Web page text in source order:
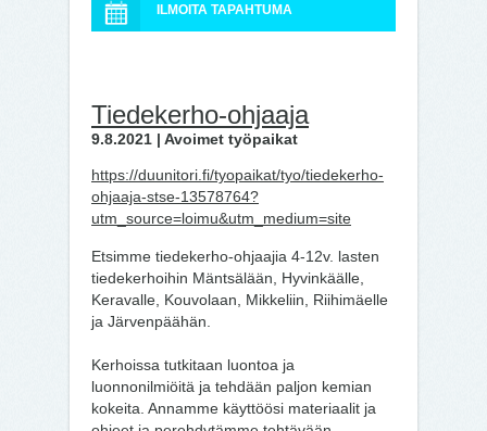
ILMOITA TAPAHTUMA
Tiedekerho-ohjaaja
9.8.2021 | Avoimet työpaikat
https://duunitori.fi/tyopaikat/tyo/tiedekerho-
ohjaaja-stse-13578764?
utm_source=loimu&utm_medium=site
Etsimme tiedekerho-ohjaajia 4-12v. lasten
tiedekerhoihin Mäntsälään, Hyvinkäälle,
Keravalle, Kouvolaan, Mikkeliin, Riihimäelle
ja Järvenpäähän.
Kerhoissa tutkitaan luontoa ja
luonnonilmiöitä ja tehdään paljon kemian
kokeita. Annamme käyttöösi materiaalit ja